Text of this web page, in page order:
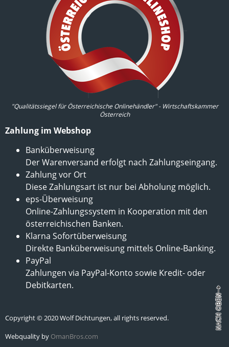
"Qualitätssiegel für Österreichische Onlinehändler" - Wirtschaftskammer
Österreich
Zahlung im Webshop
Banküberweisung
Der Warenversand erfolgt nach Zahlungseingang.
Zahlung vor Ort
Diese Zahlungsart ist nur bei Abholung möglich.
eps-Überweisung
Online-Zahlungssystem in Kooperation mit den
österreichischen Banken.
Klarna Sofortüberweisung
Direkte Banküberweisung mittels Online-Banking.
PayPal
Zahlungen via PayPal-Konto sowie Kredit- oder
Debitkarten.
Copyright © 2020 Wolf Dichtungen, all rights reserved.
Webquality by OmanBros.com